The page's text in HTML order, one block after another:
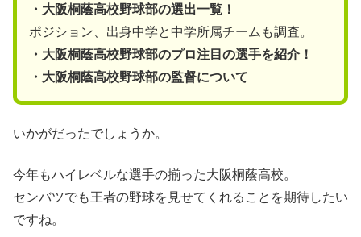
・大阪桐蔭高校野球部の選出一覧！
ポジション、出身中学と中学所属チームも調査。
・大阪桐蔭高校野球部のプロ注目の選手を紹介！
・大阪桐蔭高校野球部の監督について
いかがだったでしょうか。
今年もハイレベルな選手の揃った大阪桐蔭高校。
センバツでも王者の野球を見せてくれることを期待したい
ですね。